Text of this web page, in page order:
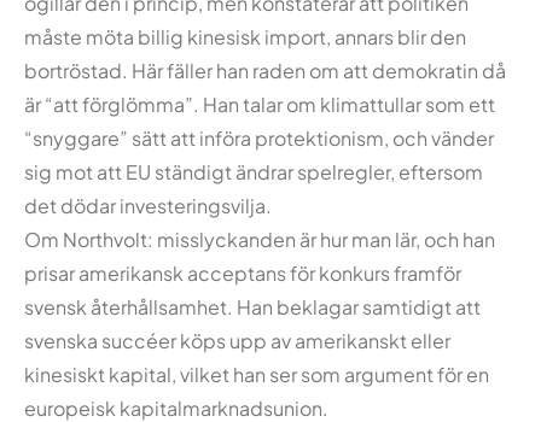
måste möta billig kinesisk import, annars blir den
bortröstad. Här fäller han raden om att demokratin då
är “att förglömma”. Han talar om klimattullar som ett
“snyggare” sätt att införa protektionism, och vänder
sig mot att EU ständigt ändrar spelregler, eftersom
det dödar investeringsvilja.
Om Northvolt: misslyckanden är hur man lär, och han
prisar amerikansk acceptans för konkurs framför
svensk återhållsamhet. Han beklagar samtidigt att
svenska succéer köps upp av amerikanskt eller
kinesiskt kapital, vilket han ser som argument för en
europeisk kapitalmarknadsunion.